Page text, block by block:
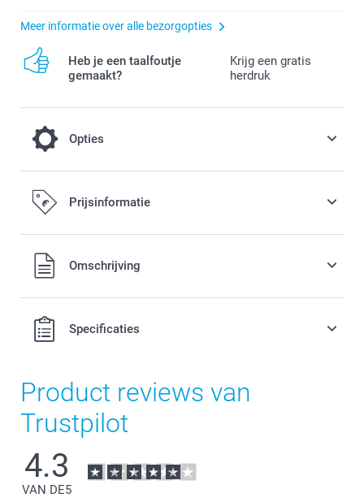
Meer informatie over alle bezorgopties
Heb je een taalfoutje
gemaakt?
Krijg een gratis
herdruk
Opties
Afkoeling op een warme dag
3,00 / stuk
Prijsinformatie
Alle prijzen zijn in EURO (€) inclusief BTW en exclusief
verzendkosten.Omschrijving
Specificaties
Product reviews van
Trustpilot
4.3
VAN DE5